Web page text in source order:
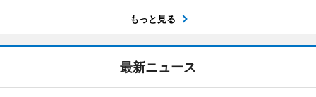
もっと見る
最新ニュース